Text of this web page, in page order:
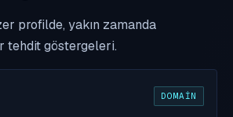
profilde, yakın zamanda
tehdit göstergeleri.
DOMAIN